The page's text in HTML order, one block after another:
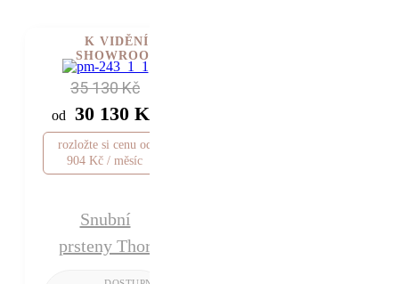
35 130 Kč
od 30 130 Kč
rozložte si cenu od
904 Kč / měsíc
Snubní
prsteny Thor
K VIDĚNÍ V
SHOWROOMU